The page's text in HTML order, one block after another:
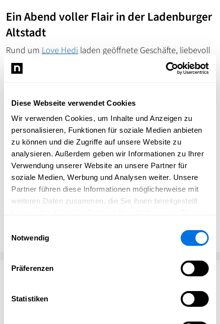
Diese Webseite verwendet Cookies
Wir verwenden Cookies, um Inhalte und Anzeigen zu
personalisieren, Funktionen für soziale Medien anbieten
zu können und die Zugriffe auf unsere Website zu
analysieren. Außerdem geben wir Informationen zu Ihrer
Verwendung unserer Website an unsere Partner für
soziale Medien, Werbung und Analysen weiter. Unsere
Partner führen diese Informationen möglicherweise mit
weiteren Daten zusammen, die Sie ihnen bereitgestellt
Notwendig
Präferenzen
Statistiken
Ein Abend voller Flair in der Ladenburger
Altstadt
Rund um Love Hedi laden geöffnete Geschäfte, liebevoll
dekorierte Stände, Food & Drinks und Live-Musik zum
Verweilen ein. Die malerischen Gassen, Begegnungen mit
machen den Abend zu einem gemeinsamen Erlebnis.
Komm vorbei, entdecke Love Hedi Brautmodeim
Herzen des Rhein-Neckar-Kreises – zentral zwischen
Mannheim und Heidelberg – und genieße ein
besonderesLate-Night-Shopping in Ladenburg.
Passend zum Thema